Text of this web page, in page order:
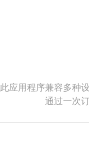
此应用程序兼容多种
通过一次